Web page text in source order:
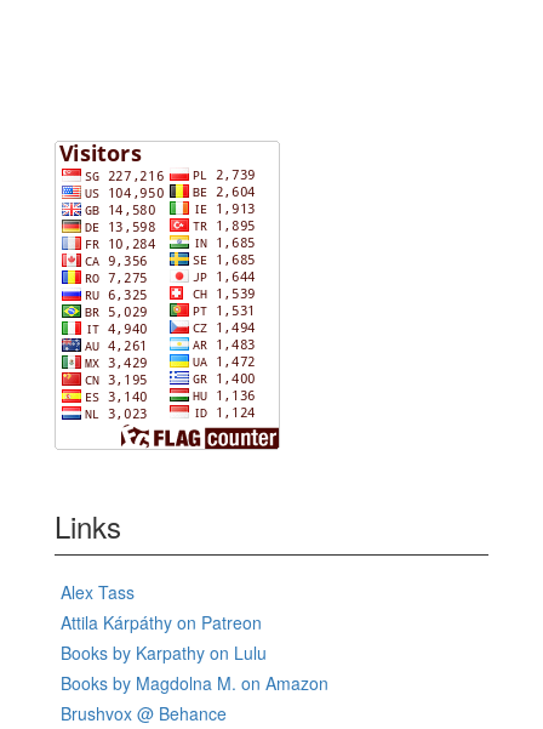
Links
Alex Tass
Attila Kárpáthy on Patreon
Books by Karpathy on Lulu
Books by Magdolna M. on Amazon
Brushvox @ Behance